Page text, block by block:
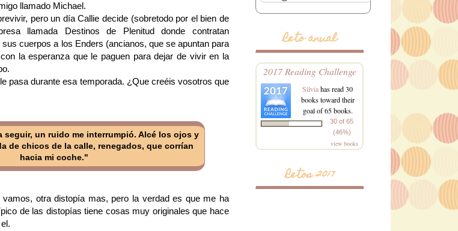
llamado Michael.
pero un día Callie decide (sobretodo por el bien de
llamada Destinos de Plenitud donde contratan
cuerpos a los Enders (ancianos, que se apuntan para
la esperanza que le paguen para dejar de vivir en la
pasa durante esa temporada. ¿Que creéis vosotros que
seguir, un ruido me interrumpió. Alcé los ojos y
de chicos de la calle, renegados, que corrían
hacia mi coche."
otra distopía mas, pero la verdad es que me ha
de las distopías tiene cosas muy originales que hace
Reto anual
2017 Reading Challenge
Silviahas read 30
books toward their
goal of 65 books.
30 of 65
(46%)
view books
Retos 2017